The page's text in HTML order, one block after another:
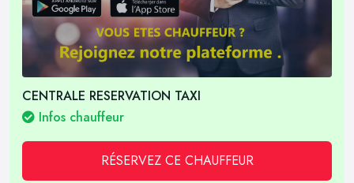
CENTRALE RESERVATION TAXI
Infos chauffeur
RÉSERVEZ CE CHAUFFEUR